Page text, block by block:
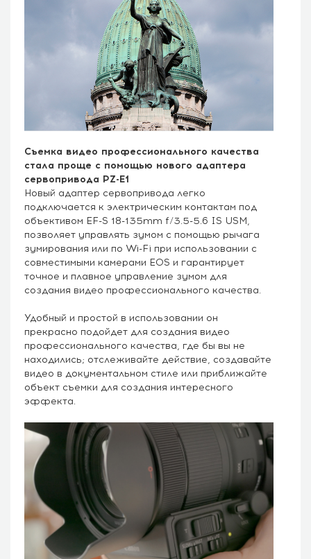
Съемка видео профессионального качества
стала проще с помощью нового адаптера
сервопривода PZ-E1
Новый адаптер сервопривода легко
подключается к электрическим контактам под
объективом EF-S 18-135mm f/3.5-5.6 IS USM,
позволяет управлять зумом с помощью рычага
зумирования или по Wi-Fi при использовании с
совместимыми камерами EOS и гарантирует
точное и плавное управление зумом для
создания видео профессионального качества.
Удобный и простой в использовании он
прекрасно подойдет для создания видео
профессионального качества, где бы вы не
находились; отслеживайте действие, создавайте
видео в документальном стиле или приближайте
объект съемки для создания интересного
эффекта.